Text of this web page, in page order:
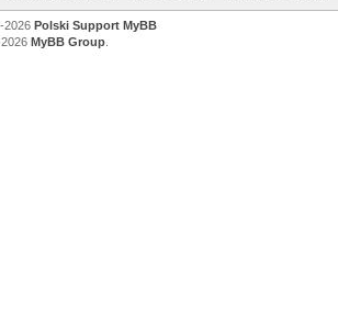
2026 Polski Support MyBB
2026 MyBB Group